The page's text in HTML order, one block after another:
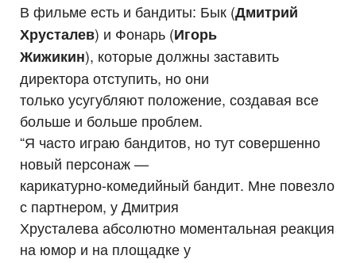
В фильме есть и бандиты: Бык (Дмитрий
Хрусталев) и Фонарь (Игорь
Жижикин), которые должны заставить
директора отступить, но они
только усугубляют положение, создавая все
больше и больше проблем.
“Я часто играю бандитов, но тут совершенно
новый персонаж —
карикатурно-комедийный бандит. Мне повезло
с партнером, у Дмитрия
Хрусталева абсолютно моментальная реакция
на юмор и на площадке у